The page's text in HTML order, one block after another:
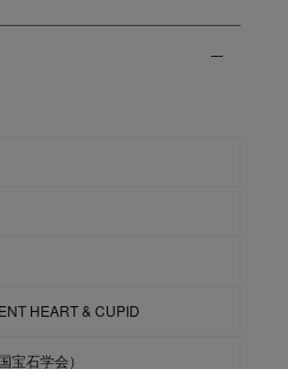
HEART & CUPID
宝石学会）